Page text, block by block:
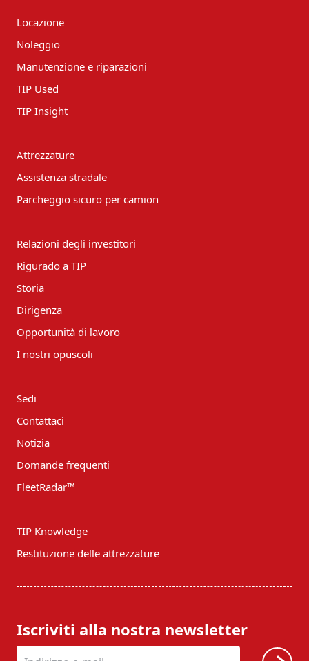
Locazione
Noleggio
Manutenzione e riparazioni
TIP Used
TIP Insight
Attrezzature
Assistenza stradale
Parcheggio sicuro per camion
Relazioni degli investitori
Rigurado a TIP
Storia
Dirigenza
Opportunità di lavoro
I nostri opuscoli
Sedi
Contattaci
Notizia
Domande frequenti
FleetRadar™
TIP Knowledge
Restituzione delle attrezzature
Iscriviti alla nostra newsletter